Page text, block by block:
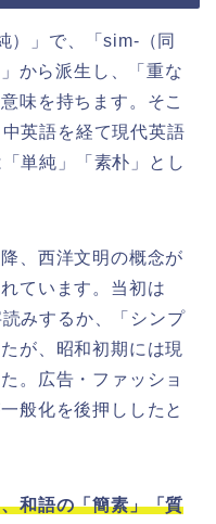
）」で、「sim-（同
から派生し、「重な
味を持ちます。そこ
英語を経て現代英語
単純」「素朴」とし
、西洋文明の概念が
ています。当初は
みするか、「シンプ
が、昭和初期には現
。広告・ファッショ
般化を後押ししたと
和語の「簡素」「質